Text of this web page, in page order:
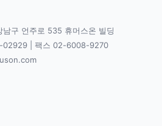
구 언주로 535 휴머스온 빌딩
02929 | 팩스 02-6008-9270